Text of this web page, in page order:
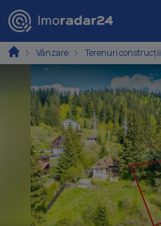
Vânzare Terenuri construcţii